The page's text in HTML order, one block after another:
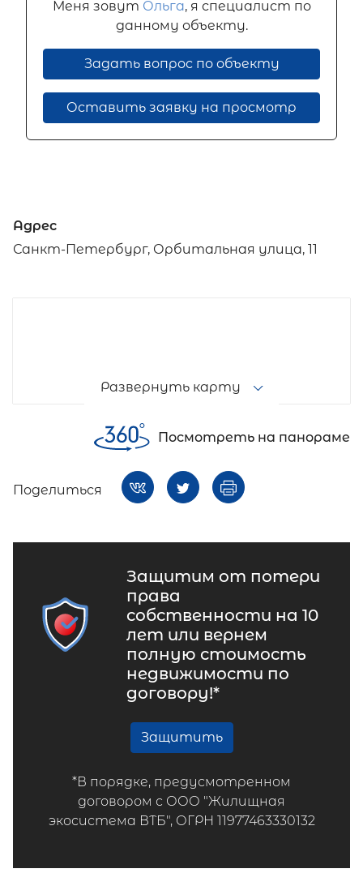
Меня зовут Ольга, я специалист по
данному объекту.
Задать вопрос по объекту
Оставить заявку на просмотр
Адрес
Санкт-Петербург, Орбитальная улица, 11
Развернуть карту
Посмотреть на панораме
Поделиться
Защитим от потери
права
собственности на 10
лет или вернем
полную стоимость
недвижимости по
договору!*
Защитить
*В порядке, предусмотренном
договором с ООО "Жилищная
экосистема ВТБ", ОГРН 11977463330132